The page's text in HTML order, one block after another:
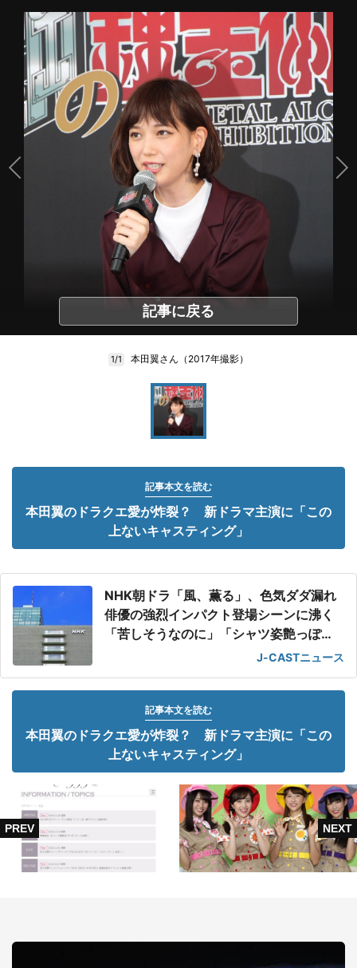
記事に戻る
1/1 本田翼さん（2017年撮影）
記事本文を読む
本田翼のドラクエ愛が炸裂？ 新ドラマ主演に「この
上ないキャスティング」
NHK朝ドラ「風、薫る」、色気ダダ漏れ
俳優の強烈インパクト登場シーンに沸く
「苦しそうなのに」「シャツ姿艶っぽ
J-CASTニュース
記事本文を読む
本田翼のドラクエ愛が炸裂？ 新ドラマ主演に「この
上ないキャスティング」